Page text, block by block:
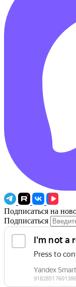
Подписаться на
Подписаться